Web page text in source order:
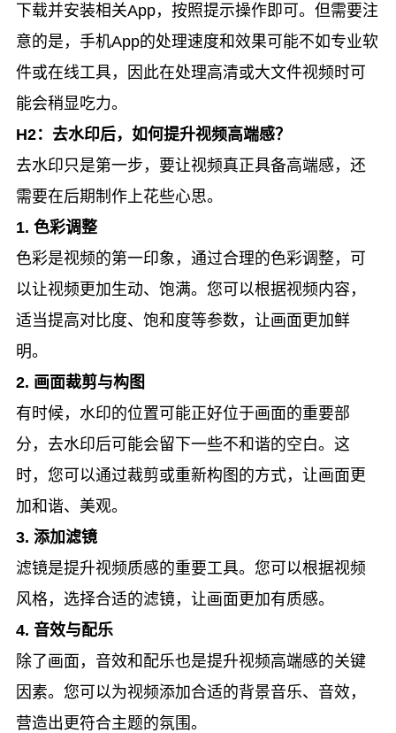
下载并安装相关App，按照提示操作即可。但需要注
意的是，手机App的处理速度和效果可能不如专业软
件或在线工具，因此在处理高清或大文件视频时可
能会稍显吃力。
H2：去水印后，如何提升视频高端感？
去水印只是第一步，要让视频真正具备高端感，还
需要在后期制作上花些心思。
1. 色彩调整
色彩是视频的第一印象，通过合理的色彩调整，可
以让视频更加生动、饱满。您可以根据视频内容，
适当提高对比度、饱和度等参数，让画面更加鲜
明。
2. 画面裁剪与构图
有时候，水印的位置可能正好位于画面的重要部
分，去水印后可能会留下一些不和谐的空白。这
时，您可以通过裁剪或重新构图的方式，让画面更
加和谐、美观。
3. 添加滤镜
滤镜是提升视频质感的重要工具。您可以根据视频
风格，选择合适的滤镜，让画面更加有质感。
4. 音效与配乐
除了画面，音效和配乐也是提升视频高端感的关键
因素。您可以为视频添加合适的背景音乐、音效，
营造出更符合主题的氛围。